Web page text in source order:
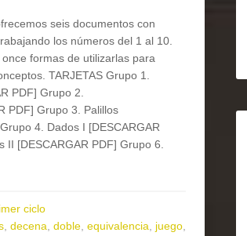
seis documentos con
los números del 1 al 10.
formas de utilizarlas para
TARJETAS Grupo 1.
PDF] Grupo 2.
PDF] Grupo 3. Palillos
4. Dados I [DESCARGAR
II [DESCARGAR PDF] Grupo 6.
ciclo
decena doble equivalencia juego